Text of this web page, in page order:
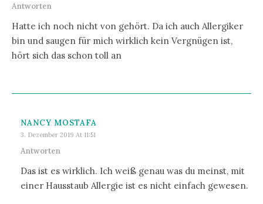
Antworten
Hatte ich noch nicht von gehört. Da ich auch Allergiker
bin und saugen für mich wirklich kein Vergnügen ist,
hört sich das schon toll an
NANCY MOSTAFA
3. Dezember 2019 At 11:51
Antworten
Das ist es wirklich. Ich weiß genau was du meinst, mit
einer Hausstaub Allergie ist es nicht einfach gewesen.